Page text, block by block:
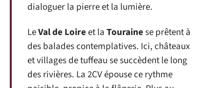
dialoguer la pierre et la lumière.
LeVal de Loireet laTourainese prêtent à
des balades contemplatives. Ici, châteaux
et villages de tuffeau se succèdent le long
des rivières. La 2CV épouse ce rythme